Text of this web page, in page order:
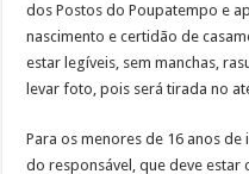
dos Postos do Poupatempo e
nascimento e certidão de
estar legíveis, sem manchas,
levar foto, pois será tirada no
Para os menores de 16 anos
do responsável, que deve